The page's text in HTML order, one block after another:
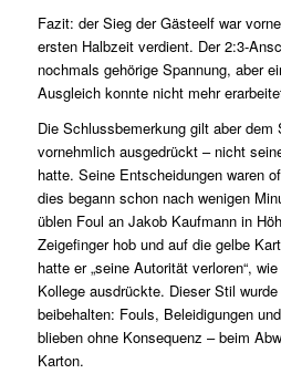
Fazit: der Sieg der Gästeelf war
ersten Halbzeit verdient. Der 2:3-
nochmals gehörige Spannung, aber
Ausgleich konnte nicht mehr
Die Schlussbemerkung gilt aber dem
vornehmlich ausgedrückt – nicht
hatte. Seine Entscheidungen waren
dies begann schon nach wenigen
üblen Foul an Jakob Kaufmann in
Zeigefinger hob und auf die gelbe
hatte er „seine Autorität verloren“,
Kollege ausdrückte. Dieser Stil
beibehalten: Fouls, Beleidigungen
blieben ohne Konsequenz – beim
Karton.